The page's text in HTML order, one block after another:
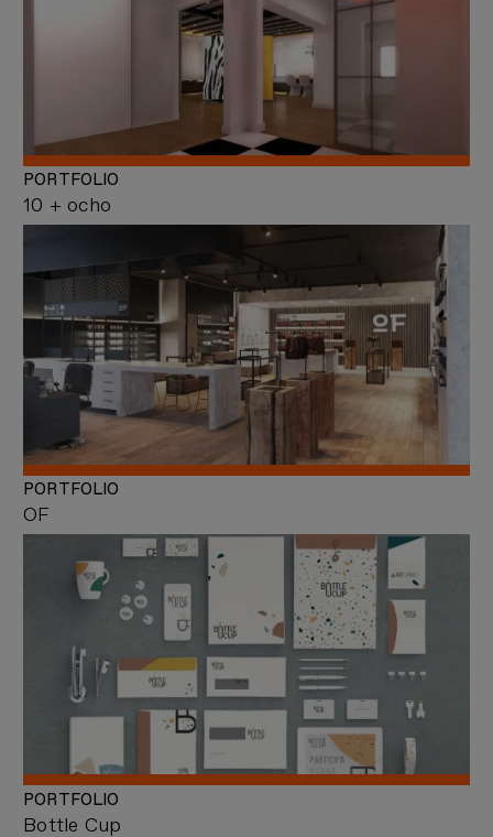
10 + ocho
PORTFOLIO
OF
PORTFOLIO
Bottle Cup
PORTFOLIO